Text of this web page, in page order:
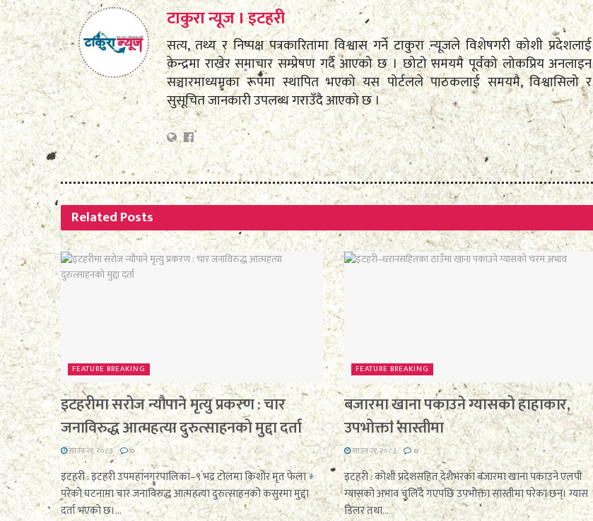
टाकुरा न्यूज । इटहरी
सत्य, तथ्य र निष्पक्ष पत्रकारितामा विश्वास गर्ने टाकुरा न्यूजले विशेषगरी कोशी प्रदेशलाई
केन्द्रमा राखेर समाचार सम्प्रेषण गर्दै आएको छ । छोटो समयमै पूर्वको लोकप्रिय अनलाइन
सञ्चारमाध्यमका रूपमा स्थापित भएको यस पोर्टलले पाठकलाई समयमै, विश्वासिलो र
सुसूचित जानकारी उपलब्ध गराउँदै आएको छ ।
RelatedPosts
FEATURE BREAKING
इटहरीमा सरोज न्यौपाने मृत्यु प्रकरण : चार
जनाविरुद्ध आत्महत्या दुरुत्साहनको मुद्दा दर्ता
साउन २१, २०८३ 0
इटहरी : इटहरी उपमहानगरपालिका–९ भद्र टोलमा किशोर मृत फेला
परेको घटनामा चार जनाविरुद्ध आत्महत्या दुरुत्साहनको कसुरमा मुद्दा
दर्ता भएको छ।...
FEATURE BREAKING
बजारमा खाना पकाउने ग्यासको हाहाकार,
उपभोक्ता सास्तीमा
साउन २१, २०८३ 0
इटहरी : कोशी प्रदेशसहित देशैभरका बजारमा खाना पकाउने एलपी
ग्यासको अभाव चुलिँदै गएपछि उपभोक्ता सास्तीमा परेका छन्। ग्यास
डिलर तथा...